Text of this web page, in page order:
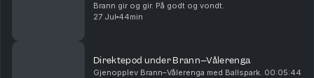
Brann gir og gir. På godt og vondt.
27 Jul 44min
Direktepod under Brann–Vålerenga
Gjenopplev Brann–Vålerenga med Ballspark. 00:05:44